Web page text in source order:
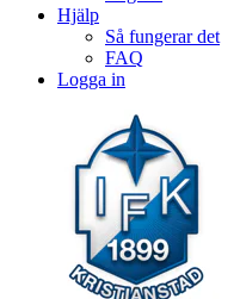
Hjälp
Så fungerar det
FAQ
Logga in